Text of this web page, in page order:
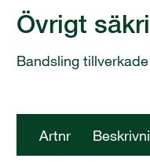
Övrigt
Bandsling
Artnr